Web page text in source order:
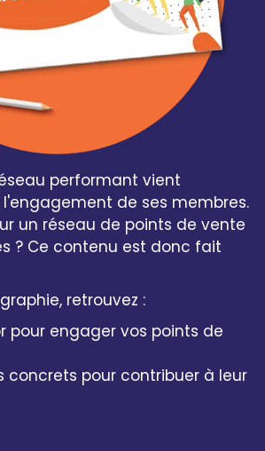
performant vient
de ses membres.
un réseau de points de vente
? Ce contenu est donc fait
retrouvez :
pour engager vos points de
concrets pour contribuer à leur